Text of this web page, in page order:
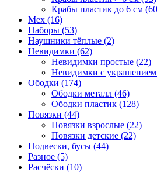
Крабы пластик до 6 см
Мех (16)
Наборы (53)
Наушники тёплые (2)
Невидимки (62)
Невидимки простые (22)
Невидимки с
Ободки (174)
Ободки металл (46)
Ободки пластик (128)
Повязки (44)
Повязки взрослые (22)
Повязки детские (22)
Подвески, бусы (44)
Разное (5)
Расчёски (10)